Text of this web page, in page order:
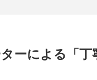
ーによる「